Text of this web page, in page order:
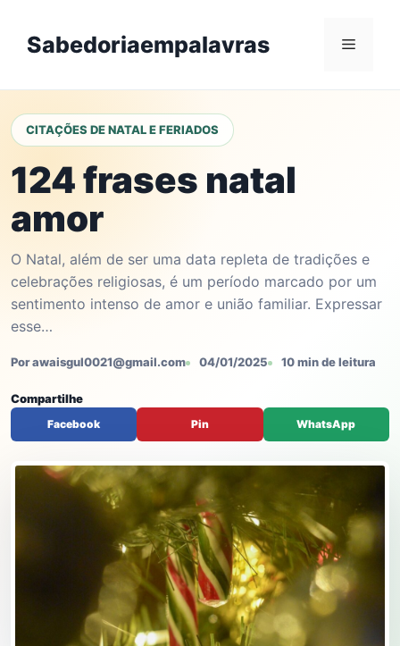
contentSabedoriaempalavras Menu
CITAÇÕES DE NATAL E FERIADOS
124 frases natal
amor
O Natal, além de ser uma data repleta de tradições e
celebrações religiosas, é um período marcado por um
sentimento intenso de amor e união familiar. Expressar
esse…
Por awaisgul0021@gmail.com 04/01/2025 10 min de leitura
Compartilhe
Facebook Pin WhatsApp